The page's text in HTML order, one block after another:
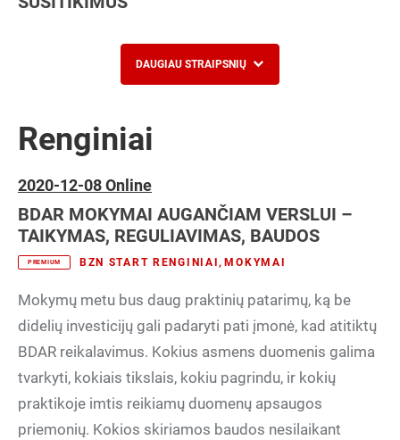
DAUGIAU STRAIPSNIŲ
Renginiai
2020-12-08 Online
BDAR MOKYMAI AUGANČIAM VERSLUI –
TAIKYMAS, REGULIAVIMAS, BAUDOS
PREMIUM BZN START RENGINIAI, MOKYMAI
Mokymų metu bus daug praktinių patarimų, ką be
didelių investicijų gali padaryti pati įmonė, kad atitiktų
BDAR reikalavimus. Kokius asmens duomenis galima
tvarkyti, kokiais tikslais, kokiu pagrindu, ir kokių
praktikoje imtis reikiamų duomenų apsaugos
priemonių. Kokios skiriamos baudos nesilaikant